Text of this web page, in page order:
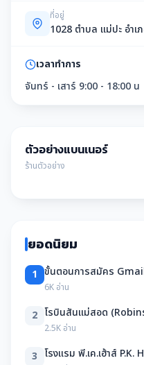
ที่อยู่
1028 ตำบล แม่ปะ อำ
เวลาทำการ
จันทร์ - เสาร์ 9:00 - 18:00 น
ตัวอย่างแบนเนอร์
ร้านตัวอย่าง
ยอดนิยม
1 ขั้นตอนการสมัคร
6K อ่าน
2 โรบินสันแม่สอด
2.5K อ่าน
3 โรงแรม พี.เค.เฮ้าส์ P.K.